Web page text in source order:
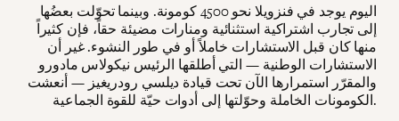
اليوم يوجد في فنزويلا نحو 4500 كومونة. وبينما تحوّلت بعضُها
إلى تجارب اشتراكية استثنائية ومنارات مضيئة حقاً، فإن كثيراً
منها كان قبل الاستشارات خاملاً أو في طور النشوء. غير أن
الاستشارات الوطنية — التي أطلقها الرئيس نيكولاس مادورو
والمقرّر استمرارها الآن تحت قيادة ديلسي رودريغيز — أنعشت
الكومونات الخاملة وحوّلتها إلى أدوات حيّة للقوة الجماعية.